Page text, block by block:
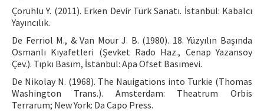
Çoruhlu Y. (2011). Erken Devir Türk Sanatı. İstanbul: Kabalcı
Yayıncılık.
De Ferriol M., & Van Mour J. B. (1980). 18. Yüzyılın Başında
Osmanlı Kıyafetleri (Şevket Rado Haz., Cenap Yazansoy
Çev.). Tıpkı Basım, İstanbul: Apa Ofset Basımevi.
De Nikolay N. (1968). The Nauigations into Turkie (Thomas
Washington Trans.). Amsterdam: Theatrum Orbis
Terrarum; New York: Da Capo Press.